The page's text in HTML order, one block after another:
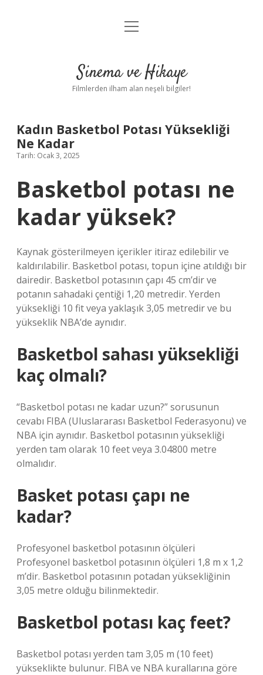
Gizlilik Politikası
Yasal Uyarı
menüyü
Sinema ve Hikaye
Filmlerden ilham alan neşeli bilgiler!
Kadın Basketbol Potası Yüksekliği
Ne Kadar
Tarih: Ocak 3, 2025
Basketbol potası ne
kadar yüksek?
Kaynak gösterilmeyen içerikler itiraz edilebilir ve
kaldırılabilir. Basketbol potası, topun içine atıldığı bir
dairedir. Basketbol potasının çapı 45 cm’dir ve
potanın sahadaki çentiği 1,20 metredir. Yerden
yüksekliği 10 fit veya yaklaşık 3,05 metredir ve bu
yükseklik NBA’de aynıdır.
Basketbol sahası yüksekliği
kaç olmalı?
“Basketbol potası ne kadar uzun?” sorusunun
cevabı FIBA ​​(Uluslararası Basketbol Federasyonu) ve
NBA için aynıdır. Basketbol potasının yüksekliği
yerden tam olarak 10 feet veya 3.04800 metre
olmalıdır.
Basket potası çapı ne
kadar?
Profesyonel basketbol potasının ölçüleri
Profesyonel basketbol potasının ölçüleri 1,8 m x 1,2
m’dir. Basketbol potasının potadan yüksekliğinin
3,05 metre olduğu bilinmektedir.
Basketbol potası kaç feet?
Basketbol potası yerden tam 3,05 m (10 feet)
yükseklikte bulunur. FIBA ​​ve NBA kurallarına göre